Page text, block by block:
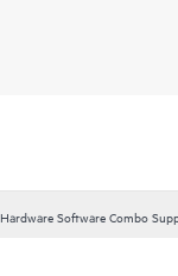
Hardware Software Combo